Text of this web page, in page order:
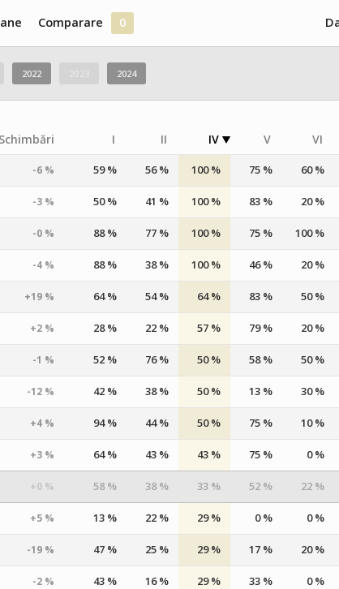
Comparare 0
2022 2024
Schimbări I II IV V VI
-6 % 59 % 56 % 100 % 75 % 60 %
-3 % 50 % 41 % 100 % 83 % 20 %
-0 % 88 % 77 % 100 % 75 % 100 %
-4 % 88 % 38 % 100 % 46 % 20 %
+19 % 64 % 54 % 64 % 83 % 50 %
+2 % 28 % 22 % 57 % 79 % 20 %
-1 % 52 % 76 % 50 % 58 % 50 %
-12 % 42 % 38 % 50 % 13 % 30 %
+4 % 94 % 44 % 50 % 75 % 10 %
+3 % 64 % 43 % 43 % 75 % 0 %
+0 % 58 % 38 % 33 % 52 % 22 %
+5 % 13 % 22 % 29 % 0 % 0 %
-19 % 47 % 25 % 29 % 17 % 20 %
-2 % 43 % 16 % 29 % 33 % 0 %